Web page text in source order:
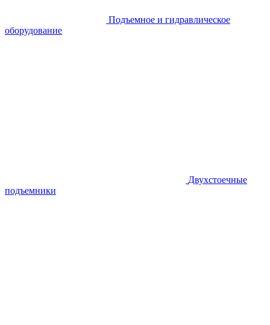
Подъемное и гидравлическое
оборудование
Двухстоечные
подъемники